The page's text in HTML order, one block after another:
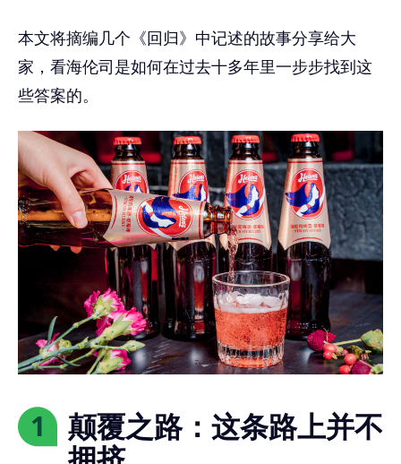
本文将摘编几个《回归》中记述的故事分享给大
家，看海伦司是如何在过去十多年里一步步找到这
些答案的。
1
颠覆之路：这条路上并不